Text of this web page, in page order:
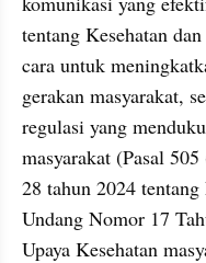
tentang Kesehatan
cara untuk
gerakan masyarakat,
regulasi yang
masyarakat (Pasal
28 tahun 2024 tentang
Undang Nomor 17
Upaya Kesehatan